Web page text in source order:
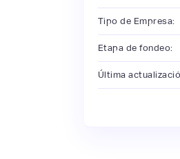
Tipo de Empresa:
Etapa de fondeo:
Última